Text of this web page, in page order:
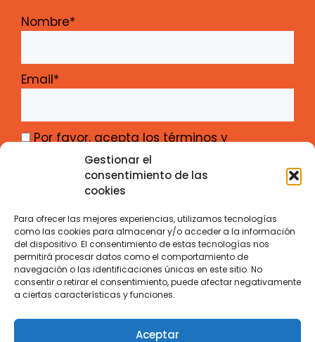
Gestionar el
consentimiento de las
cookies
Para ofrecer las mejores experiencias, utilizamos tecnologías
como las cookies para almacenar y/o acceder a la información
del dispositivo. El consentimiento de estas tecnologías nos
permitirá procesar datos como el comportamiento de
navegación o las identificaciones únicas en este sitio. No
consentir o retirar el consentimiento, puede afectar negativamente
a ciertas características y funciones.
Aceptar
Nombre*
Email*
Por favor, acepta los términos y
condiciones
Gabinete de Iniciativas Transfronterizas –
Junta de Castilla y León
Calle Santiago Alba 1 – ES-47008 Valladolid
ContactoAviso LegalPrivacidadCookies